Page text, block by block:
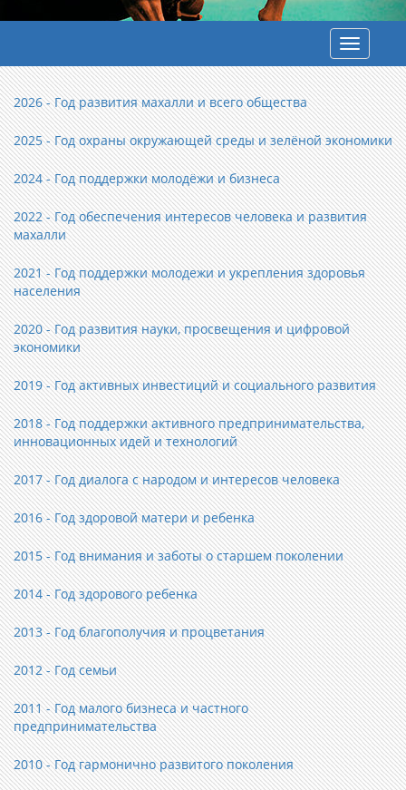
Toggle
2026 - Год развития махалли и всего общества
2025 - Год охраны окружающей среды и зелёной экономики
2024 - Год поддержки молодёжи и бизнеса
2022 - Год обеспечения интересов человека и развития
махалли
2021 - Год поддержки молодежи и укрепления здоровья
населения
2020 - Год развития науки, просвещения и цифровой
экономики
2019 - Год активных инвестиций и социального развития
2018 - Год поддержки активного предпринимательства,
инновационных идей и технологий
2017 - Год диалога с народом и интересов человека
2016 - Год здоровой матери и ребенка
2015 - Год внимания и заботы о старшем поколении
2014 - Год здорового ребенка
2013 - Год благополучия и процветания
2012 - Год семьи
2011 - Год малого бизнеса и частного
предпринимательства
2010 - Год гармонично развитого поколения